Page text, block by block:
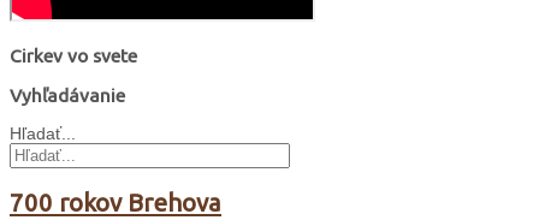
Cirkev vo svete
Vyhľadávanie
Hľadať...
700 rokov Brehova